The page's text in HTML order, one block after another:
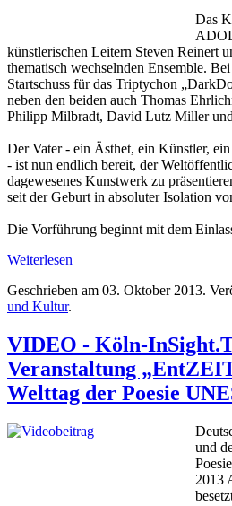
Das
künstlerischen Leitern Steven Reinert
thematisch wechselnden Ensemble.
Startschuss für das Triptychon
neben den beiden auch Thomas
Philipp Milbradt, David Lutz Miller und
Der Vater - ein Ästhet, ein Künstler,
- ist nun endlich bereit, der
dagewesenes Kunstwerk zu
seit der Geburt in absoluter Isolation
Die Vorführung beginnt mit dem
Weiterlesen
Geschrieben am 03. Oktober 2013.
und Kultur.
VIDEO - Köln-
Veranstaltung
Welttag der Poesie
und
2013